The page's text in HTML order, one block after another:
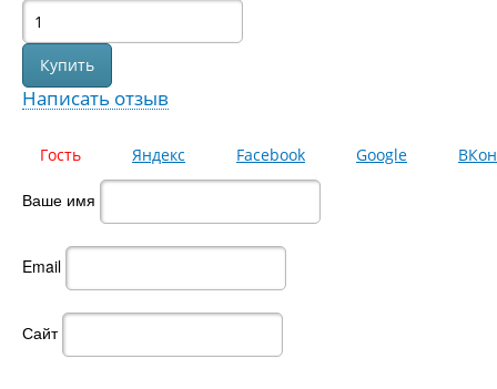
Написать отзыв
Гость Яндекс Facebook Google
Ваше имя
Email
Сайт